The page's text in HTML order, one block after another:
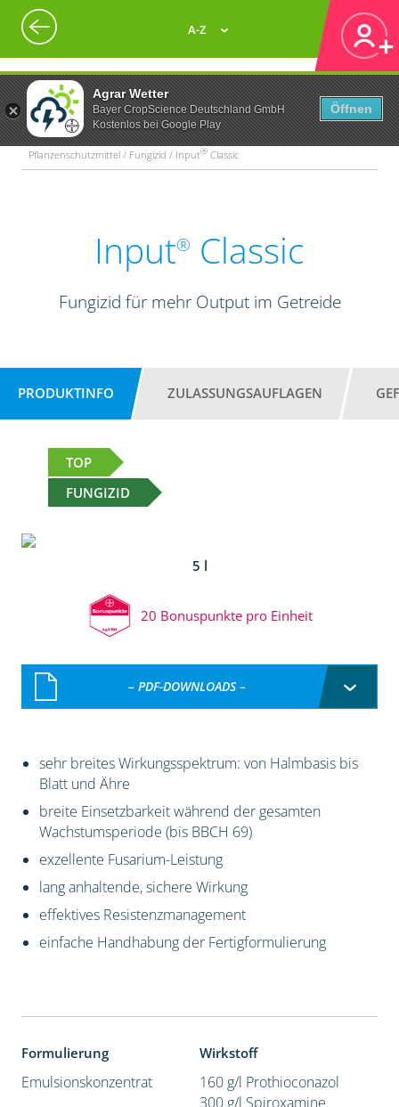
Agrar Wetter
Bayer CropScience Deutschland GmbH
Kostenlos bei Google Play
Öffnen
A-Z
Pflanzenschutzmittel / Fungizid / Input® Classic
Input® Classic
Fungizid für mehr Output im Getreide
PRODUKTINFO ZULASSUNGSAUFLAGEN
TOP
FUNGIZID
5 l
20 Bonuspunkte pro Einheit
– PDF-DOWNLOADS –
sehr breites Wirkungsspektrum: von Halmbasis bis
Blatt und Ähre
breite Einsetzbarkeit während der gesamten
Wachstumsperiode (bis BBCH 69)
exzellente Fusarium-Leistung
lang anhaltende, sichere Wirkung
effektives Resistenzmanagement
einfache Handhabung der Fertigformulierung
Formulierung
Emulsionskonzentrat
Wirkstoff
160 g/l Prothioconazol
300 g/l Spiroxamine